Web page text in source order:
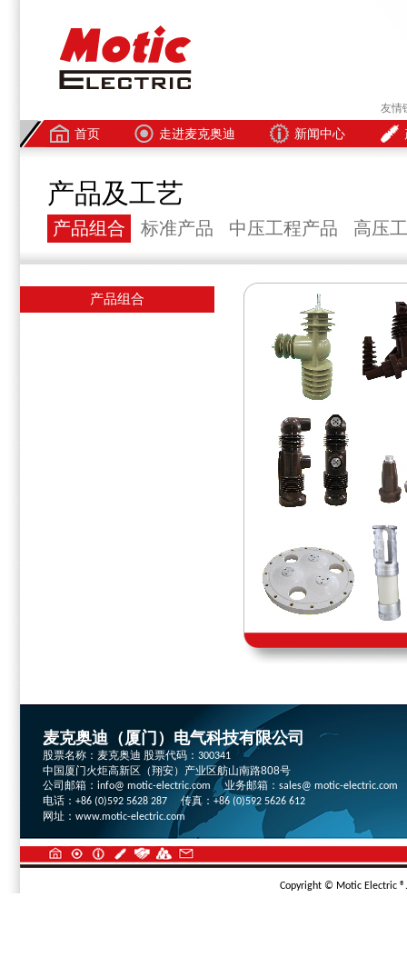
友情
首页 走进麦克奥迪 新闻中心
产品及工艺
产品组合 标准产品 中压工程产品 高压
产品组合
麦克奥迪（厦门）电气科技有限公司
股票名称：麦克奥迪 股票代码： 300341
中国厦门火炬高新区（翔安）产业区舫山南路808号
公司邮箱： info@ motic-electric.com 业务邮箱： sales@ motic-electric.com
电话： +86 (0)592 5628 287 传真：+86 (0)592 5626 612
网址： www.motic-electric.com
Copyright © Motic Electric